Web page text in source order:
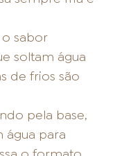
sabor
soltam água
de frios são
pela base,
para